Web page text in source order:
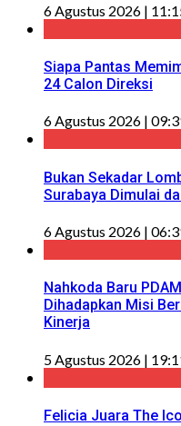
6 Agustus 2026 |
Siapa Pantas
24 Calon Direksi
6 Agustus 2026 |
Bukan Sekadar
Surabaya Dimulai
6 Agustus 2026 |
Nahkoda Baru
Dihadapkan Misi
Kinerja
5 Agustus 2026 |
Felicia Juara The